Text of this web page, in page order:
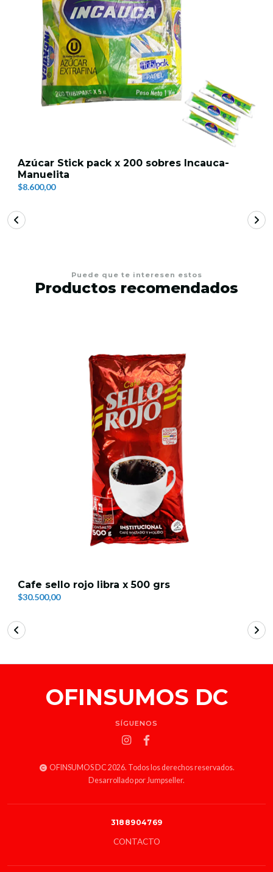
Azúcar Stick pack x 200 sobres Incauca-
Manuelita
$8.600,00
Puede que te interesen estos
Productos recomendados
Cafe sello rojo libra x 500 grs
$30.500,00
OFINSUMOS DC
SÍGUENOS
OFINSUMOS DC 2026. Todos los derechos reservados.
Desarrollado por Jumpseller.
3188904769
CONTACTO